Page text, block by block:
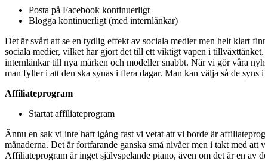
Posta på Facebook kontinuerligt
Blogga kontinuerligt (med internlänkar)
Det är svårt att se en tydlig effekt av sociala medier men helt klart
sociala medier, vilket har gjort det till ett viktigt vapen i
internlänkar till nya märken och modeller snabbt. När vi gör våra
man fyller i att den ska synas i flera dagar. Man kan välja så de
Affiliateprogram
Startat affiliateprogram
Ännu en sak vi inte haft igång fast vi vetat att vi borde är
månaderna. Det är fortfarande ganska små nivåer men i takt med
Affiliateprogram är inget självspelande piano, även om det är en av